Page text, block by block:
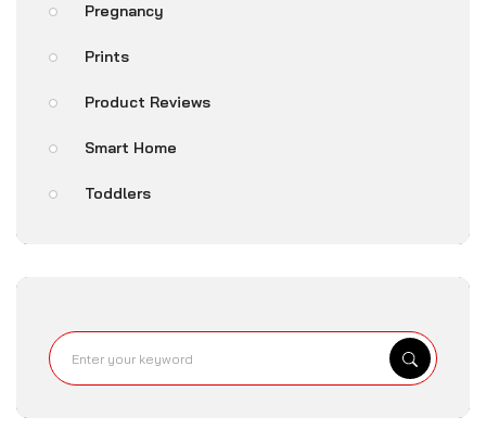
Pregnancy
Prints
Product Reviews
Smart Home
Toddlers